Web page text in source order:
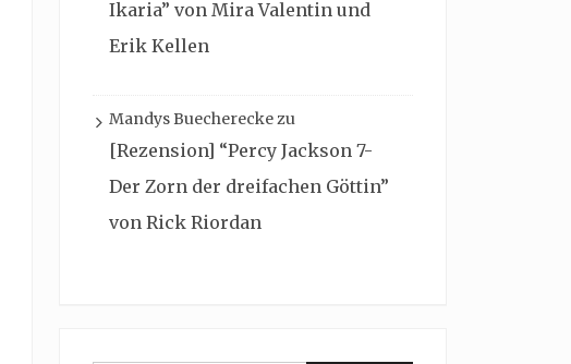
Ikaria” von Mira Valentin und
Erik Kellen
Mandys Buechereckezu
[Rezension] “Percy Jackson 7-
Der Zorn der dreifachen Göttin”
von Rick Riordan